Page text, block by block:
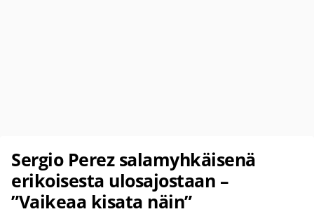
Sergio Perez salamyhkäisenä
erikoisesta ulosajostaan –
”Vaikeaa kisata näin”